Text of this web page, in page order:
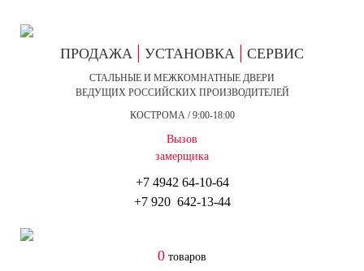
ПРОДАЖА | УСТАНОВКА | СЕРВИС
СТАЛЬНЫЕ И МЕЖКОМНАТНЫЕ ДВЕРИ
ВЕДУЩИХ РОССИЙСКИХ ПРОИЗВОДИТЕЛЕЙ
КОСТРОМА / 9:00-18:00
Вызов
замерщика
+7 4942 64-10-64
+7 920 642-13-44
0 товаров